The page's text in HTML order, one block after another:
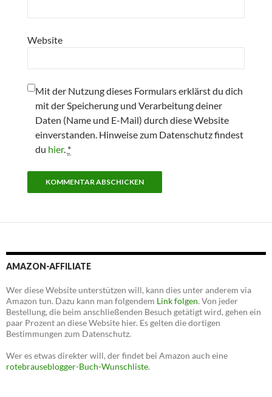
Website
Mit der Nutzung dieses Formulars erklärst du dich
mit der Speicherung und Verarbeitung deiner
Daten (Name und E-Mail) durch diese Website
einverstanden. Hinweise zum Datenschutz findest
du hier. *
AMAZON-AFFILIATE
Wer diese Website unterstützen will, kann dies unter anderem via
Amazon tun. Dazu kann man folgendem Link folgen. Von jeder
Bestellung, die beim anschließenden Besuch getätigt wird, gehen ein
paar Prozent an diese Website hier. Es gelten die dortigen
Bestimmungen zum Datenschutz.
Wer es etwas direkter will, der findet bei Amazon auch eine
rotebrauseblogger-Buch-Wunschliste.